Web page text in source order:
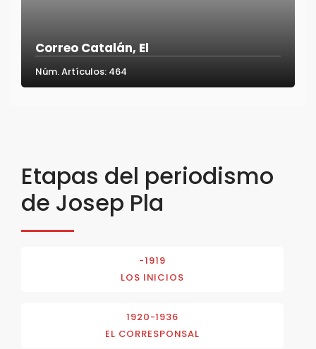
Correo Catalán, El
Núm. Artículos: 464
Etapas del periodismo
de Josep Pla
-1919
LOS INICIOS
1920-1936
EL CORRESPONSAL